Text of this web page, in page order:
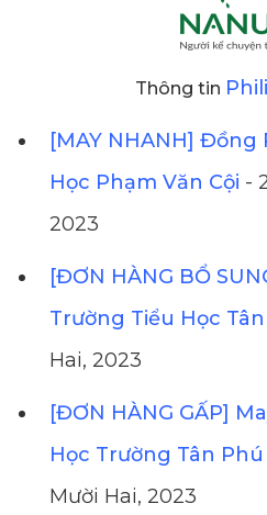
Thông tin
[MAY NHANH] Đồng
Học Phạm Văn Cội -
2023
[ĐƠN HÀNG BỔ
Trường Tiểu Học
Hai, 2023
[ĐƠN HÀNG GẤP]
Học Trường Tân
Mười Hai, 2023